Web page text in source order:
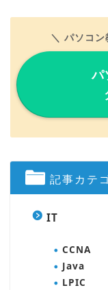
＼ パソコ
パ
記事カテ
IT
CCNA
Java
LPIC